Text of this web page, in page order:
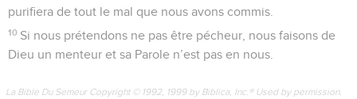
purifiera de tout le mal que nous avons commis.
10 Si nous prétendons ne pas être pécheur, nous faisons de
Dieu un menteur et sa Parole n’est pas en nous.
La Bible Du Semeur Copyright © 1992, 1999 by Biblica, Inc.® Used by permission.